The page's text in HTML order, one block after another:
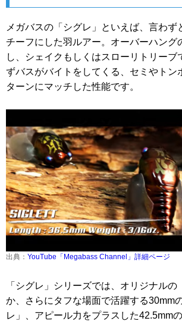
メガバスの「シグレ」といえば、言わず
チーフにした羽ルアー。オーバーハング
し、シェイクもしくはスローリトリーブ
ずバスがバイトをしてくる、セミやトン
ターンにマッチした性能です。
出典： YouTube「Megabass Channel」詳細ページ
「シグレ」シリーズでは、オリジナルの
か、さらにタフな場面で活躍する30mm
レ」、アピール力をプラスした42.5mm